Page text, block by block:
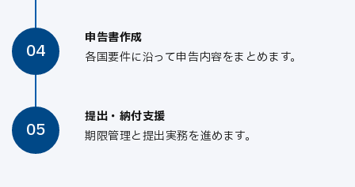
04
申告書作成
各国要件に沿って申告内容をまとめます。
05
提出・納付支援
期限管理と提出実務を進めます。